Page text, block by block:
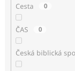
Cesta 0
ČAS 0
Česká biblická